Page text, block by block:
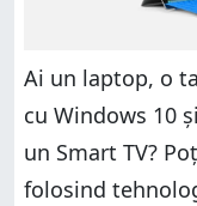
Ai un laptop, o
cu Windows 10
un Smart TV?
folosind